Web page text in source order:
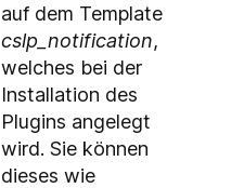
auf dem Template
cslp_notification,
welches bei der
Installation des
Plugins angelegt
wird. Sie können
dieses wie